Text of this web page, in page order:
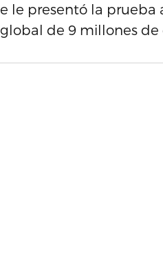
le presentó la prueba
de 9 millones de